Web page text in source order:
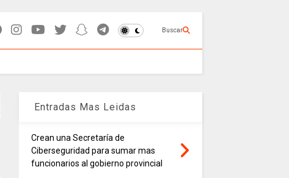
Buscar
Entradas Mas Leidas
Crean una Secretaría de
Ciberseguridad para sumar mas
funcionarios al gobierno provincial